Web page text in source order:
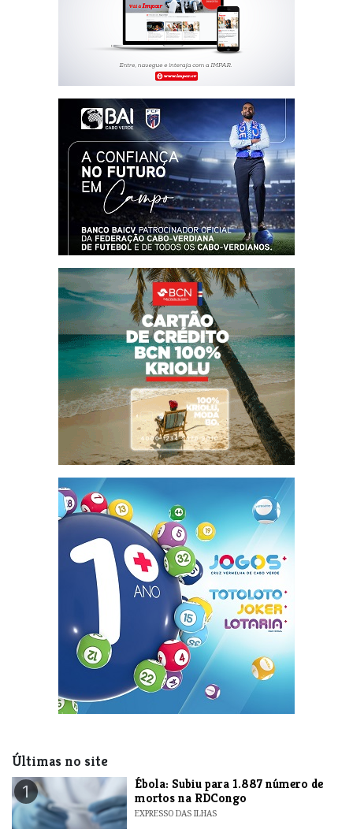
Últimas no site
1
​Ébola: Subiu para 1.887 número de
mortos na RDCongo
EXPRESSO DAS ILHAS